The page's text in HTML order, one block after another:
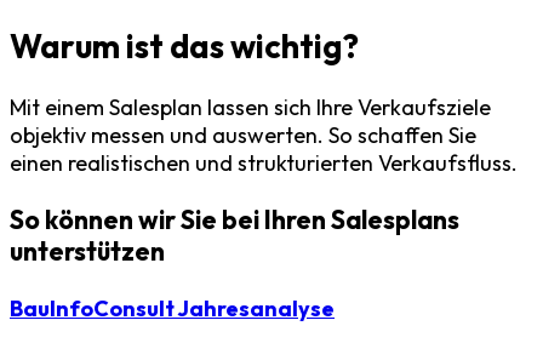
Warum ist das wichtig?
Mit einem Salesplan lassen sich Ihre Verkaufsziele
objektiv messen und auswerten. So schaffen Sie
einen realistischen und strukturierten Verkaufsfluss.
So können wir Sie bei Ihren Salesplans
unterstützen
BauInfoConsult Jahresanalyse